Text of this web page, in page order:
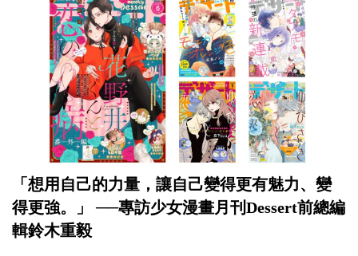
「想用自己的力量，讓自己變得更有魅力、變
得更強。」 ──專訪少女漫畫月刊Dessert前總編
輯鈴木重毅